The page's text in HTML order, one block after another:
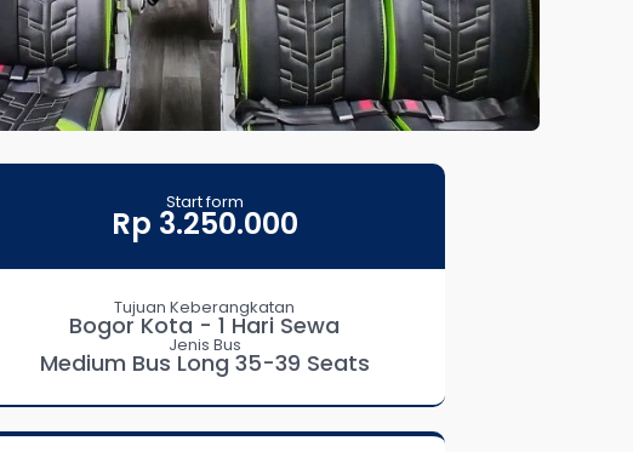
Start form
Rp 3.250.000
Tujuan Keberangkatan
Bogor Kota - 1 Hari Sewa
Jenis Bus
Medium Bus Long 35-39 Seats